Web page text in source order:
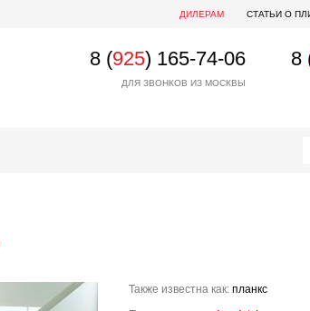
ДИЛЕРАМ СТАТЬИ О
8 (925) 165-74-06
ДЛЯ ЗВОНКОВ ИЗ МОСКВЫ
8
Также известна как: планкс